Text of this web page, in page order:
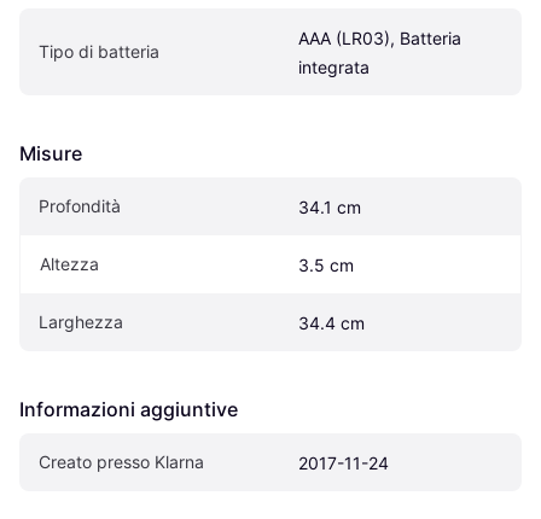
Tipo di batteria
AAA (LR03), Batteria
integrata
Misure
Profondità 34.1 cm
Altezza 3.5 cm
Larghezza 34.4 cm
Informazioni aggiuntive
Creato presso Klarna 2017-11-24